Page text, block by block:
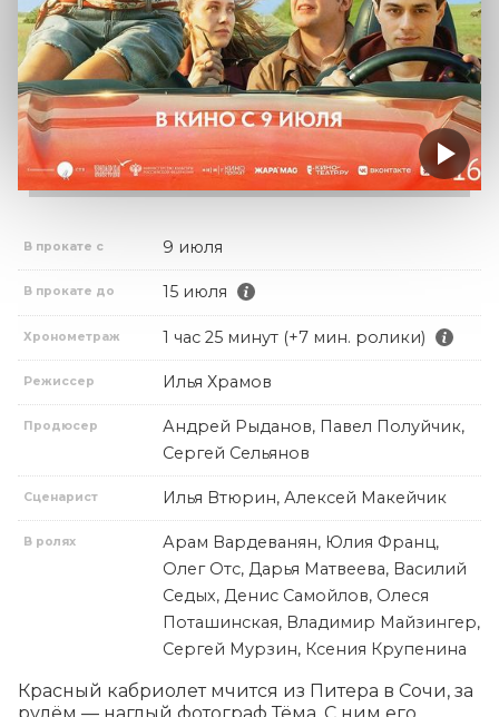
В прокате с 9 июля
В прокате до 15 июля
Хронометраж 1 час 25 минут (+7 мин. ролики)
Режиссер Илья Храмов
Продюсер
Андрей Рыданов, Павел Полуйчик,
Сергей Сельянов
Сценарист Илья Втюрин, Алексей Макейчик
В ролях
Арам Вардеванян, Юлия Франц,
Олег Отс, Дарья Матвеева, Василий
Седых, Денис Самойлов, Олеся
Поташинская, Владимир Майзингер,
Сергей Мурзин, Ксения Крупенина
Красный кабриолет мчится из Питера в Сочи, за